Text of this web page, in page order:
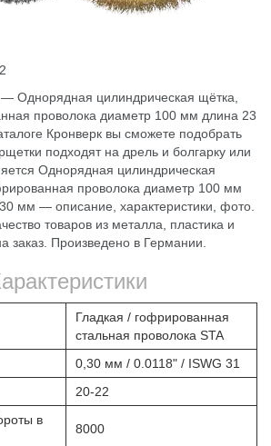
Однорядная цилиндрическая щётка,
проволока диаметр 100 мм длина 23
Кронверк вы сможете подобрать
подходят на дрель и болгарку или
Однорядная цилиндрическая
проволока диаметр 100 мм
мм — описание, характеристики, фото.
товаров из металла, пластика и
заказ. Произведено в Германии.
Гладкая / гофрированная
стальная проволока STA
0,30 мм / 0.0118" / ISWG 31
20-22
в
8000